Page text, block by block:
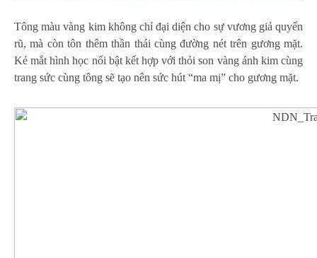
Tông màu vàng kim không chỉ đại diện cho sự vương giả quyến
rũ, mà còn tôn thêm thần thái cùng đường nét trên gương mặt.
Kẻ mắt hình học nổi bật kết hợp với thỏi son vàng ánh kim cùng
trang sức cùng tông sẽ tạo nên sức hút “ma mị” cho gương mặt.